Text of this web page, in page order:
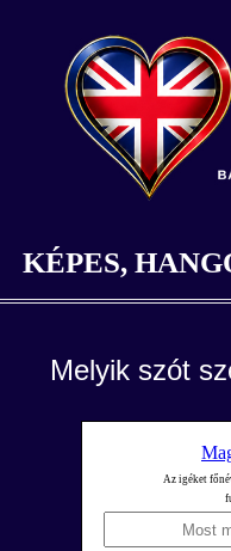
KÉPES,
Melyik szót
Az igéket